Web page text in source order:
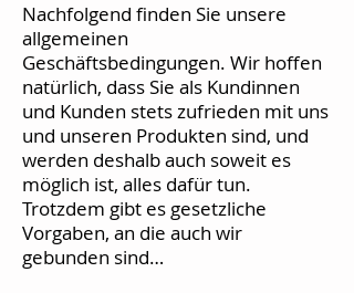
Nachfolgend finden Sie unsere
allgemeinen
Geschäftsbedingungen. Wir hoffen
natürlich, dass Sie als Kundinnen
und Kunden stets zufrieden mit uns
und unseren Produkten sind, und
werden deshalb auch soweit es
möglich ist, alles dafür tun.
Trotzdem gibt es gesetzliche
Vorgaben, an die auch wir
gebunden sind…